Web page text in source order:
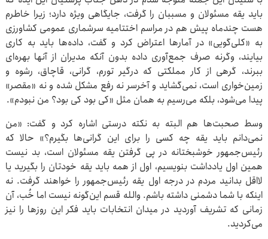
باید یقه مسئولان و مسببان را گرفت، جایگاهی ویژه دارد؛ زیرا خاطرم
هست چندماه پیش هم در مراسم اختتامیه سرشماری عمومی کشاورزی
به «کلی‌گویی‌» در آمارها اعتراض کرد و گفت، داده‌ها باید به کاری
بیایند، وگرنه صرف جمع‌آوری داده بدون آنکه مدیران از آنها بهره‌ای
ببرند، گرهی از کار مملکتی که درگیر تورم، گرانی، قاچاق، رشوه‌ و
زمین‌خواری است، نمی‌گشاید و آخرسر نه رفع مشکل شده و نه «مقصر»
پیدا می‌شود، بلکه می‌رسیم به همان مثل «کی بود کی بود؟ من نبودم».
وسط صحبت‌ها هم البته به نکته درستی اشاره کرد و گفت: «من
نمی‌دانم باید یقه چه کسی را برای این گرانی‌ها بگیرم؟» حالا که
رئیس‌جمهور خوشبختانه در پی گرفتن یقه مسئولان است، بد نیست
همین اول یادداشت بنویسیم، اول از همه باید یقه خودتان را بگیرید یا
لااقل بدانید مردم در درجه اول یقه رئیس‌جمهور را خواهند گرفت. نه
اینکه با شما دشمنی داشته باشم. والله قسم این‌گونه نیست اما خُب، آن
زمانی که تشریف آوردید در میدان انتخابات باید فکر این روزها را نیز
می‌کردید.